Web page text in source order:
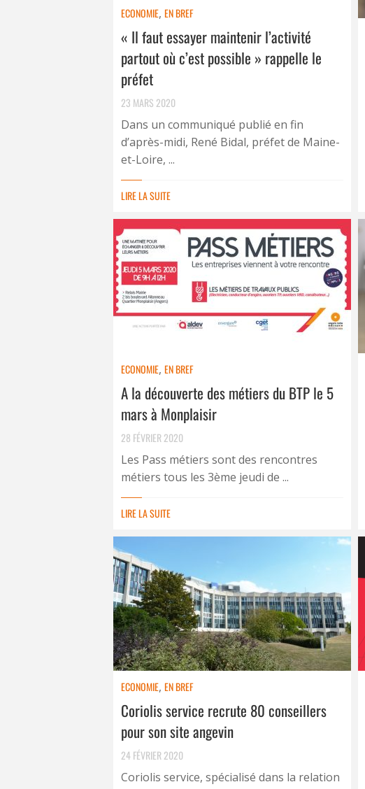
ECONOMIE, EN BREF
« Il faut essayer maintenir l’activité
partout où c’est possible » rappelle le
préfet
23 MARS 2020
Dans un communiqué publié en fin
d’après-midi, René Bidal, préfet de Maine-
et-Loire, ...
LIRE LA SUITE
ECONOMIE, EN BREF
A la découverte des métiers du BTP le 5
mars à Monplaisir
28 FÉVRIER 2020
Les Pass métiers sont des rencontres
métiers tous les 3ème jeudi de ...
LIRE LA SUITE
ECONOMIE, EN BREF
Coriolis service recrute 80 conseillers
pour son site angevin
24 FÉVRIER 2020
Coriolis service, spécialisé dans la relation